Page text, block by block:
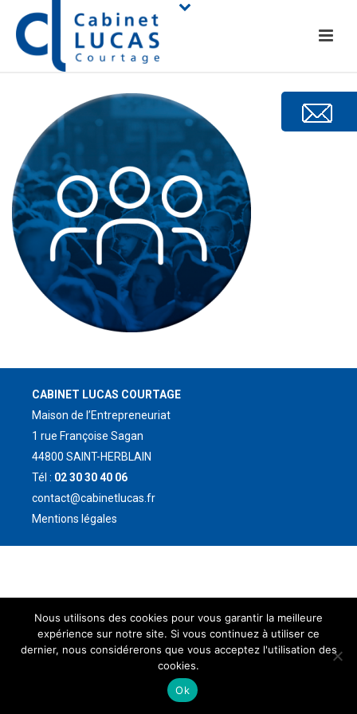
CABINET LUCAS COURTAGE
Maison de l’Entrepreneuriat
1 rue Françoise Sagan
44800 SAINT-HERBLAIN
Tél : 02 30 30 40 06
contact@cabinetlucas.fr
Mentions légales
Nous utilisons des cookies pour vous garantir la meilleure
expérience sur notre site. Si vous continuez à utiliser ce
dernier, nous considérerons que vous acceptez l'utilisation des
cookies.
Ok